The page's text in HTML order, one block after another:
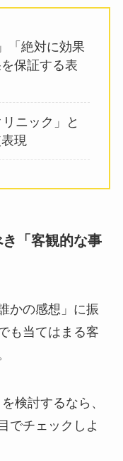
「絶対に効果
保証する表
ニック」と
現
「客観的な事
かの感想」に振
も当てはまる客
検討するなら、
でチェックしよ